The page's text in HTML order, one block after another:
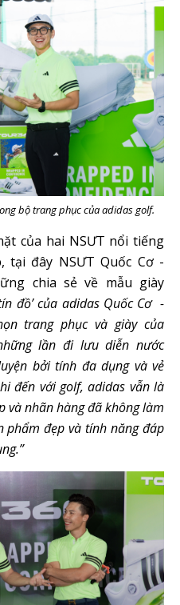
bộ trang phục của adidas golf.
của hai NSƯT nổi tiếng
tại đây NSƯT Quốc Cơ -
chia sẻ về mẫu giày
đồ’ của adidas Quốc Cơ -
trang phục và giày của
lần đi lưu diễn nước
bởi tính đa dụng và vẻ
đến với golf, adidas vẫn là
và nhãn hàng đã không làm
phẩm đẹp và tính năng đáp